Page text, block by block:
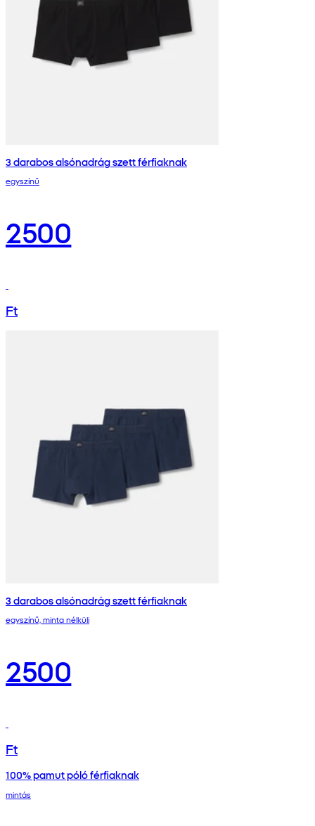
3 darabos alsónadrág szett férfiaknak
egyszínű
2500
Ft
3 darabos alsónadrág szett férfiaknak
egyszínű, minta nélküli
2500
Ft
100% pamut póló férfiaknak
mintás